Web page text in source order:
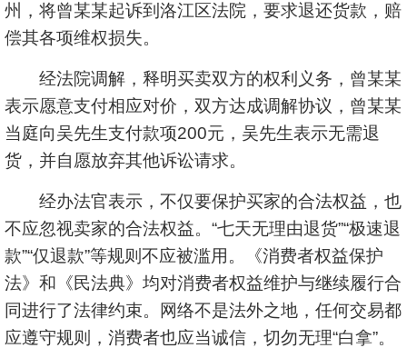
州，将曾某某起诉到洛江区法院，要求退还货款，赔
偿其各项维权损失。
经法院调解，释明买卖双方的权利义务，曾某某
表示愿意支付相应对价，双方达成调解协议，曾某某
当庭向吴先生支付款项200元，吴先生表示无需退
货，并自愿放弃其他诉讼请求。
经办法官表示，不仅要保护买家的合法权益，也
不应忽视卖家的合法权益。“七天无理由退货”“极速退
款”“仅退款”等规则不应被滥用。《消费者权益保护
法》和《民法典》均对消费者权益维护与继续履行合
同进行了法律约束。网络不是法外之地，任何交易都
应遵守规则，消费者也应当诚信，切勿无理“白拿”。